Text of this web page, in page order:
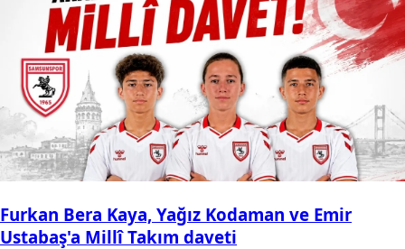
Furkan Bera Kaya, Yağız Kodaman ve Emir
Ustabaş'a Millî Takım daveti